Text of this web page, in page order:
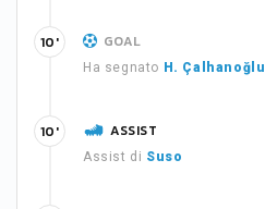
GOAL
Ha segnato H. Çalhanoğlu
10'
ASSIST
Assist di Suso
10'